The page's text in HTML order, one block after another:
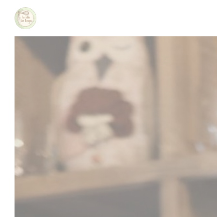
クッキー利用の管理について